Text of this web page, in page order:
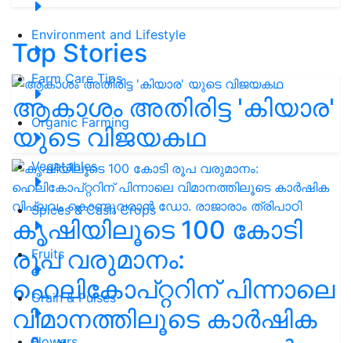
Environment and Lifestyle
Farm Care Tips
Organic Farming
Vegetables
Spices & Cash Crops
Fruits
Grain & Pulses
Top Stories
ആകാശം അതിരിട്ട 'കിയാര'
യുടെ വിജയകഥ
കൃഷിയിലൂടെ 100 കോടി
രൂപ വരുമാനം:
ഹെലികോപ്റ്ററിന് പിന്നാലെ
വിമാനത്തിലൂടെ കാർഷിക